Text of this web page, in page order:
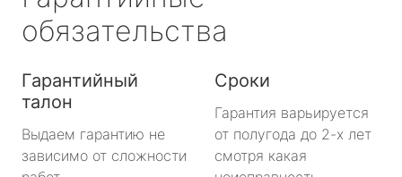
обязательства
Гарантийный
талон
Выдаем гарантию не
зависимо от сложности
Сроки
Гарантия варьируется
от полугода до 2-х лет
смотря какая